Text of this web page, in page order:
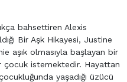
bahsettiren Alexis
Bir Aşk Hikayesi, Justine
aşık olmasıyla başlayan bir
çocuk istemektedir. Hayattan
yaşadığı üzücü